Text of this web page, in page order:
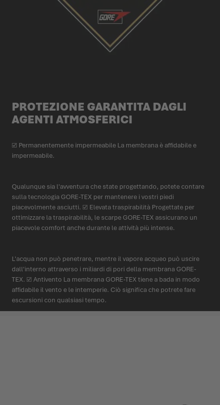
PROTEZIONE GARANTITA DAGLI
AGENTI ATMOSFERICI
☑ Permanentemente impermeabile La membrana è affidabile e
impermeabile.
Qualunque sia l'avventura che state progettando, potete contare
sulla tecnologia GORE-TEX per mantenere i vostri piedi
piacevolmente asciutti. ☑ Elevata traspirabilità Progettate per
ottimizzare la traspirabilità, le scarpe GORE-TEX assicurano un
piacevole comfort anche durante le attività più intense.
L'acqua non può penetrare, mentre il vapore acqueo può uscire
dall'interno attraverso i miliardi di pori della membrana GORE-
TEX. ☑ Antivento La membrana GORE-TEX tiene a bada in modo
affidabile il vento e le intemperie. Ciò significa che potrete fare
escursioni con qualsiasi tempo.